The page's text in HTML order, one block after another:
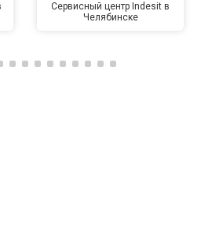
Сервисный центр Indesit в
Челябинске